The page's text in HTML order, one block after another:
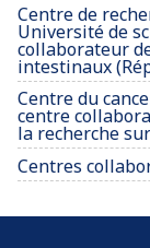
Centre de
Université de
collaborateur
intestinaux
Centre du
centre
la recherche
Centres